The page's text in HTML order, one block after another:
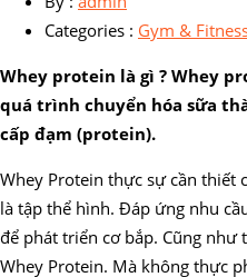
Categories : Gym &
Whey protein là gì ? Whey
quá trình chuyển hóa sữa
cấp đạm (protein).
Whey Protein thực sự cần thiết
là tập thể hình. Đáp ứng nhu
để phát triển cơ bắp. Cũng như
Whey Protein. Mà không thực